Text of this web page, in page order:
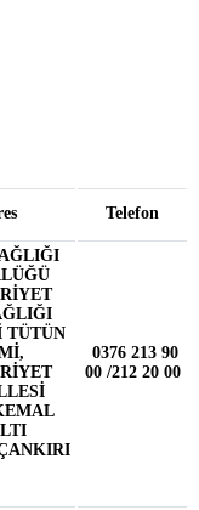
Telefon
TÜTÜN
0376 213 90
00 /212 20 00